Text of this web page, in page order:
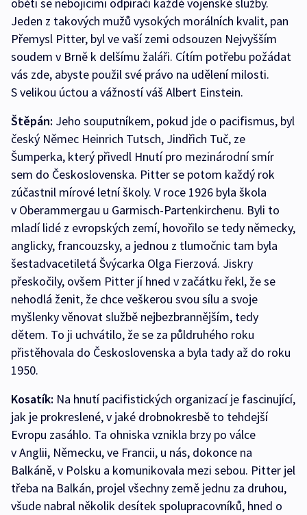
oběti se nebojícími odpírači každé vojenské služby.
Jeden z takových mužů vysokých morálních kvalit, pan
Přemysl Pitter, byl ve vaší zemi odsouzen Nejvyšším
soudem v Brně k delšímu žaláři. Cítím potřebu požádat
vás zde, abyste použil své právo na udělení milosti.
S velikou úctou a vážností váš Albert Einstein.
Štěpán: Jeho souputníkem, pokud jde o pacifismus, byl
český Němec Heinrich Tutsch, Jindřich Tuč, ze
Šumperka, který přivedl Hnutí pro mezinárodní smír
sem do Československa. Pitter se potom každý rok
zúčastnil mírové letní školy. V roce 1926 byla škola
v Oberammergau u Garmisch-Partenkirchenu. Byli to
mladí lidé z evropských zemí, hovořilo se tedy německy,
anglicky, francouzsky, a jednou z tlumočnic tam byla
šestadvacetiletá Švýcarka Olga Fierzová. Jiskry
přeskočily, ovšem Pitter jí hned v začátku řekl, že se
nehodlá ženit, že chce veškerou svou sílu a svoje
myšlenky věnovat službě nejbezbrannějším, tedy
dětem. To ji uchvátilo, že se za půldruhého roku
přistěhovala do Československa a byla tady až do roku
1950.
Kosatík: Na hnutí pacifistických organizací je fascinující,
jak je prokreslené, v jaké drobnokresbě to tehdejší
Evropu zasáhlo. Ta ohniska vznikla brzy po válce
v Anglii, Německu, ve Francii, u nás, dokonce na
Balkáně, v Polsku a komunikovala mezi sebou. Pitter jel
třeba na Balkán, projel všechny země jednu za druhou,
všude nabral několik desítek spolupracovníků, hned o